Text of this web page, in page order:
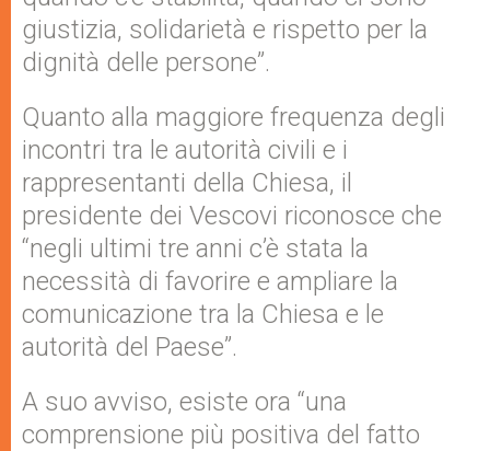
giustizia, solidarietà e rispetto per la
dignità delle persone”.
Quanto alla maggiore frequenza degli
incontri tra le autorità civili e i
rappresentanti della Chiesa, il
presidente dei Vescovi riconosce che
“negli ultimi tre anni c’è stata la
necessità di favorire e ampliare la
comunicazione tra la Chiesa e le
autorità del Paese”.
A suo avviso, esiste ora “una
comprensione più positiva del fatto